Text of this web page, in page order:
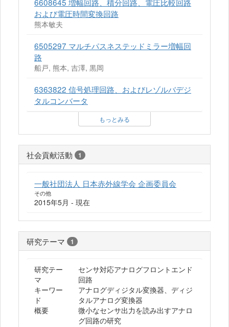
および電圧時間変換回路
熊本敏夫
6505297 マルチパスネステッドミラー増幅回
路
船戸, 熊本, 吉澤, 黒岡
6363822 信号処理回路、およびレゾルバデジ
タルコンバータ
もっとみる
社会貢献活動 1
一般社団法人 日本赤外線学会 企画委員会
その他
2015年5月 - 現在
研究テーマ 1
研究テー
マ
センサ対応アナログフロントエンド
回路
キーワー
ド
アナログディジタル変換器、ディジ
タルアナログ変換器
概要
微小なセンサ出力を読み出すアナロ
グ回路の研究